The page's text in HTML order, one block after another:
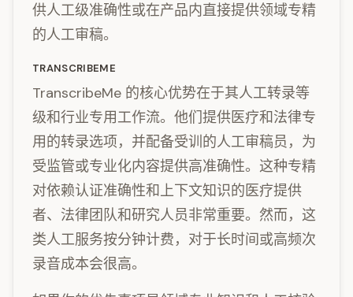
供人工级准确性或在产品内直接提供领域专精
的人工审稿。
TRANSCRIBEME
TranscribeMe 的核心优势在于其人工转录等
级和行业专用工作流。他们提供医疗和法律专
用的转录选项，并配备受训的人工审稿员，为
受监管或专业化内容提供高准确性。这种专精
对依赖认证准确性和上下文知识的医疗提供
者、法律团队和研究人员非常重要。然而，这
类人工服务按分钟计费，对于长时间或高频次
录音成本会很高。